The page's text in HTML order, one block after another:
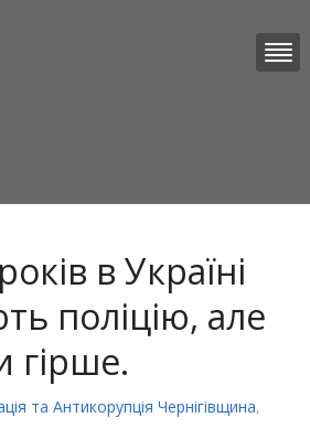
в Україні
поліцію, але
гірше.
та Антикорупцiя Чернігівщина,